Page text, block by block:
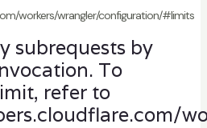
workers/wrangler/configuration/#limits
subrequests by
To
refer to